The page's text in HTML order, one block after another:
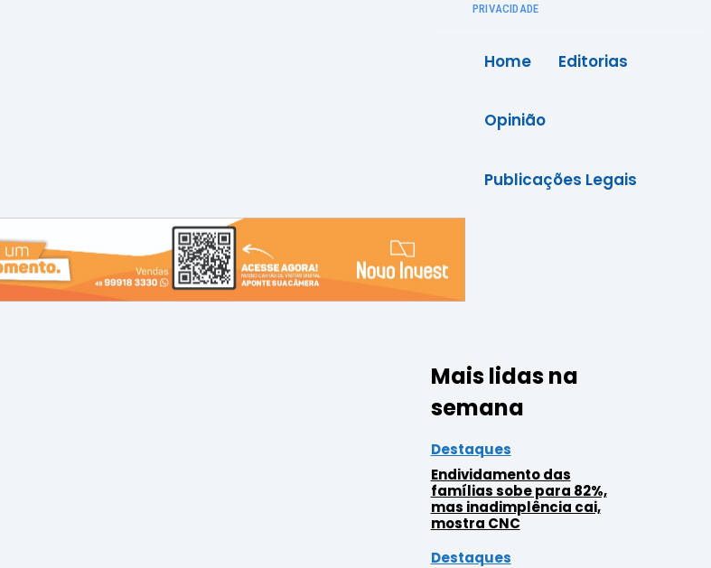
PRIVACIDADE
Home Editorias
Opinião
Publicações Legais
Mais lidas na
semana
Destaques
Endividamento das
famílias sobe para 82%,
mas inadimplência cai,
mostra CNC
Destaques